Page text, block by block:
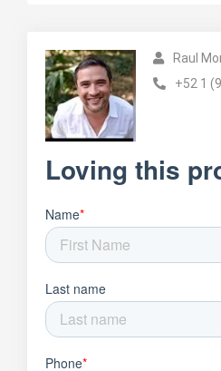
Raul
+52 1